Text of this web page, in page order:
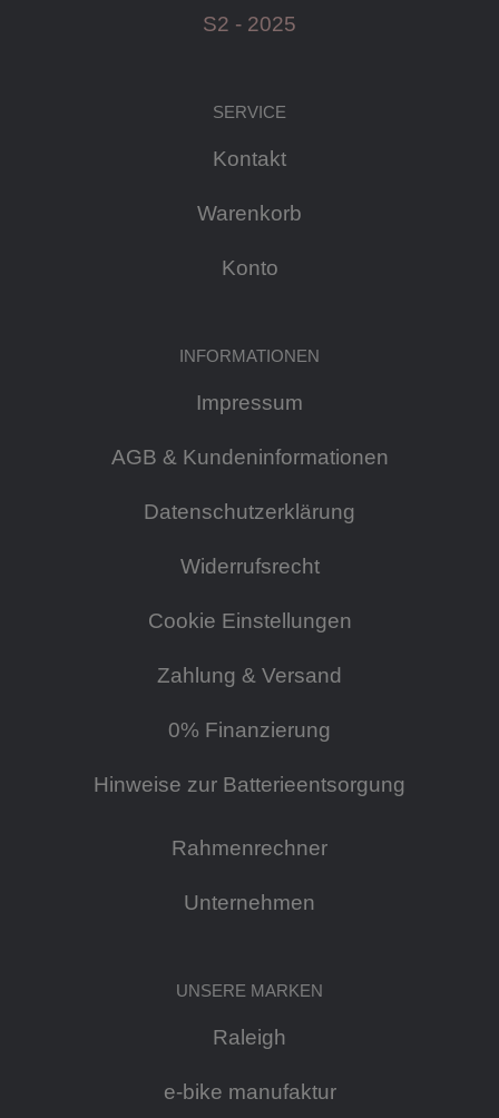
S2 - 2025
SERVICE
Kontakt
Warenkorb
Konto
INFORMATIONEN
Impressum
AGB & Kundeninformationen
Datenschutzerklärung
Widerrufsrecht
Cookie Einstellungen
Zahlung & Versand
0% Finanzierung
Hinweise zur Batterieentsorgung
Rahmenrechner
Unternehmen
UNSERE MARKEN
Raleigh
e-bike manufaktur